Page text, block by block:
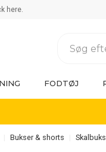
here.
FODTØJ
Bukser & shorts